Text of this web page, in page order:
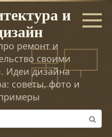
и
ремонт и
своими
Идеи дизайна
советы, фото и